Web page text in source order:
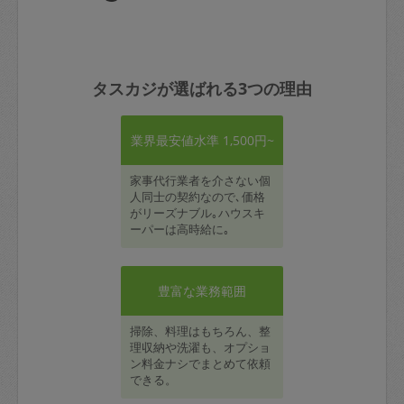
タスカジが選ばれる3つの理由
業界最安値水準 1,500円~
家事代行業者を介さない個
人同士の契約なので､価格
がリーズナブル｡ハウスキ
ーパーは高時給に｡
豊富な業務範囲
掃除、料理はもちろん、整
理収納や洗濯も、オプショ
ン料金ナシでまとめて依頼
できる。